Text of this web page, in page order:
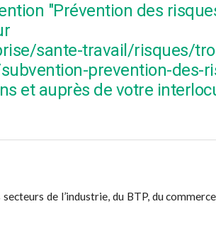
"Prévention des
sante-travail/risques/
prevention-des-
et auprès de votre
de l’industrie, du BTP, du